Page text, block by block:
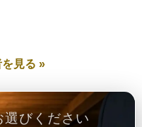
見る »
びください